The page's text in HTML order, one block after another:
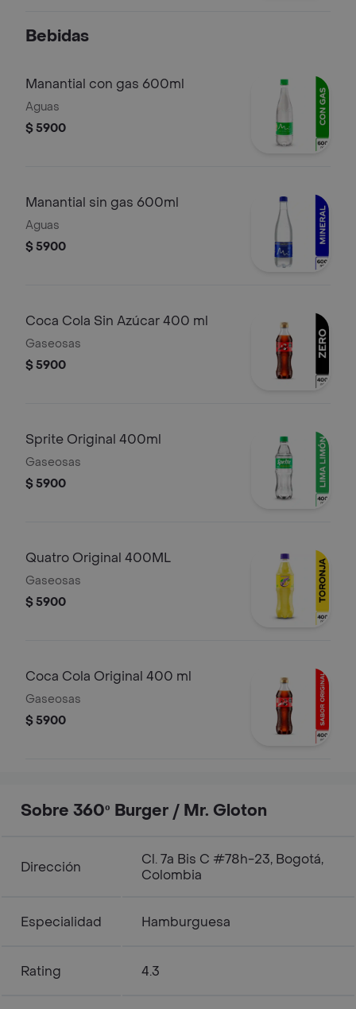
Bebidas
Manantial con gas 600ml
Aguas
$ 5900
Manantial sin gas 600ml
Aguas
$ 5900
Coca Cola Sin Azúcar 400 ml
Gaseosas
$ 5900
Sprite Original 400ml
Gaseosas
$ 5900
Quatro Original 400ML
Gaseosas
$ 5900
Coca Cola Original 400 ml
Gaseosas
$ 5900
Sobre 360º Burger / Mr. Gloton
Dirección
Cl. 7a Bis C #78h-23, Bogotá,
Colombia
Especialidad Hamburguesa
Rating 4.3